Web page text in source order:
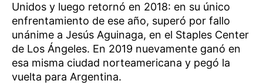
Unidos y luego retornó en 2018: en su único
enfrentamiento de ese año, superó por fallo
unánime a Jesús Aguinaga, en el Staples Center
de Los Ángeles. En 2019 nuevamente ganó en
esa misma ciudad norteamericana y pegó la
vuelta para Argentina.